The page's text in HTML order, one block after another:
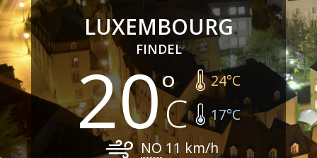
LUXEMBOURG
FINDEL
20 24°C
17°C
NO 11 km/h